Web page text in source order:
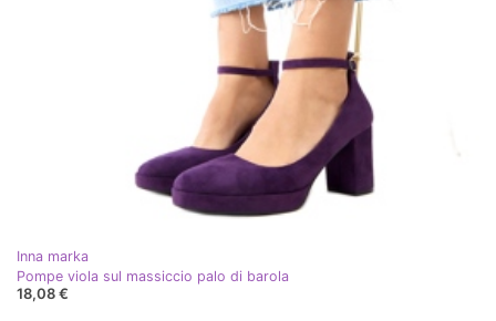
Inna marka
Pompe viola sul massiccio palo di barola
18,08 €